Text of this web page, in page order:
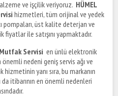
ve işçilik veriyoruz. HÜMEL
hizmetleri, tüm orijinal ve yedek
pompaları, üst kalite deterjan ve
fiyatlar ile satışını yapmaktadır.
Servisi en ünlü elektronik
nedeni geniş servis ağı ve
yanı sıra, bu markanın
itibarının en önemli nedenleri